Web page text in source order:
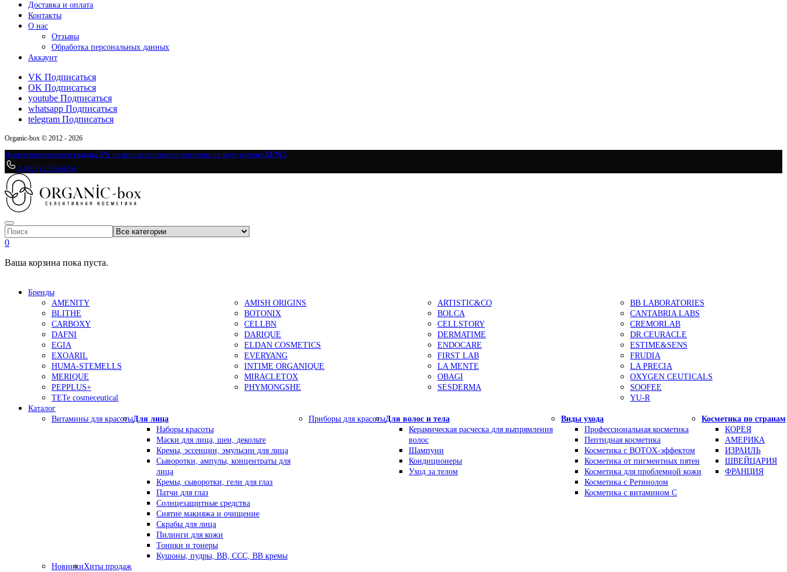
Доставка и оплата
Контакты
О нас
Отзывы
Обработка персональных данных
Аккаунт
VK Подписаться
OK Подписаться
youtube Подписаться
whatsapp Подписаться
telegram Подписаться
Organic-box © 2012 - 2026
Новым покупателям скидка 5% на весь ассортимент магазина по коду купона NEW5
8 (495) 233-64-54
0
Ваша корзина пока пуста.
Бренды
AMENITY
AMISH ORIGINS ARTISTIC&CO
BB LABORATORIES
BLITHE
BOTONIX BOLCA
CANTABRIA LABS
CARBOXY
CELLBN CELLSTORY
CREMORLAB
DAFNI
DARIQUE DERMATIME
DR.CEURACLE
EGIA
ELDAN COSMETICS ENDOCARE
ESTIME&SENS
EXOARIL
EVERYANG FIRST LAB
FRUDIA
HUMA-STEMELLS
INTIME ORGANIQUE LA MENTE
LA PRECIA
MERIQUE
MIRACLETOX OBAGI
OXYGEN CEUTICALS
PEPPLUS+
PHYMONGSHE SESDERMA
SOOFEE
TETe cosmeceutical
YU-R
Каталог
Витамины для красотыДля лица
Наборы красоты
Маски для лица, шеи, декольте
Кремы, эссенции, эмульсии для лица
Сыворотки, ампулы, концентраты для
лица
Кремы, сыворотки, гели для глаз
Патчи для глаз
Солнцезащитные средства
Снятие макияжа и очищение
Скрабы для лица
Пилинги для кожи
Тоники и тонеры
Кушоны, пудры, ВВ, ССС, ВВ кремы
Приборы для красотыДля волос и тела
Керамическая расческа для выпрямления
волос
Шампуни
Кондиционеры
Уход за телом
Виды ухода
Профессиональная косметика
Пептидная косметика
Косметика с BOTOX-эффектом
Косметика от пигментных пятен
Косметика для проблемной кожи
Косметика с Ретинолом
Косметика с витамином С
Косметика по странам
КОРЕЯ
АМЕРИКА
ИЗРАИЛЬ
ШВЕЙЦАРИЯ
ФРАНЦИЯ
НовинкиХиты продаж